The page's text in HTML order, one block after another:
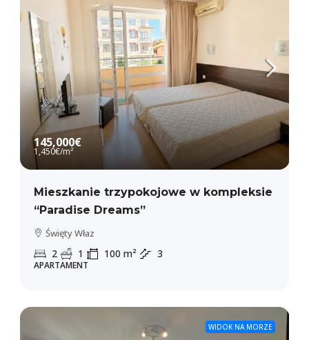
145,000€
1,450€/m²
Mieszkanie trzypokojowe w kompleksie
“Paradise Dreams”
Święty Właz
2 1 100 m² 3
APARTAMENT
WIDOK NA MORZE